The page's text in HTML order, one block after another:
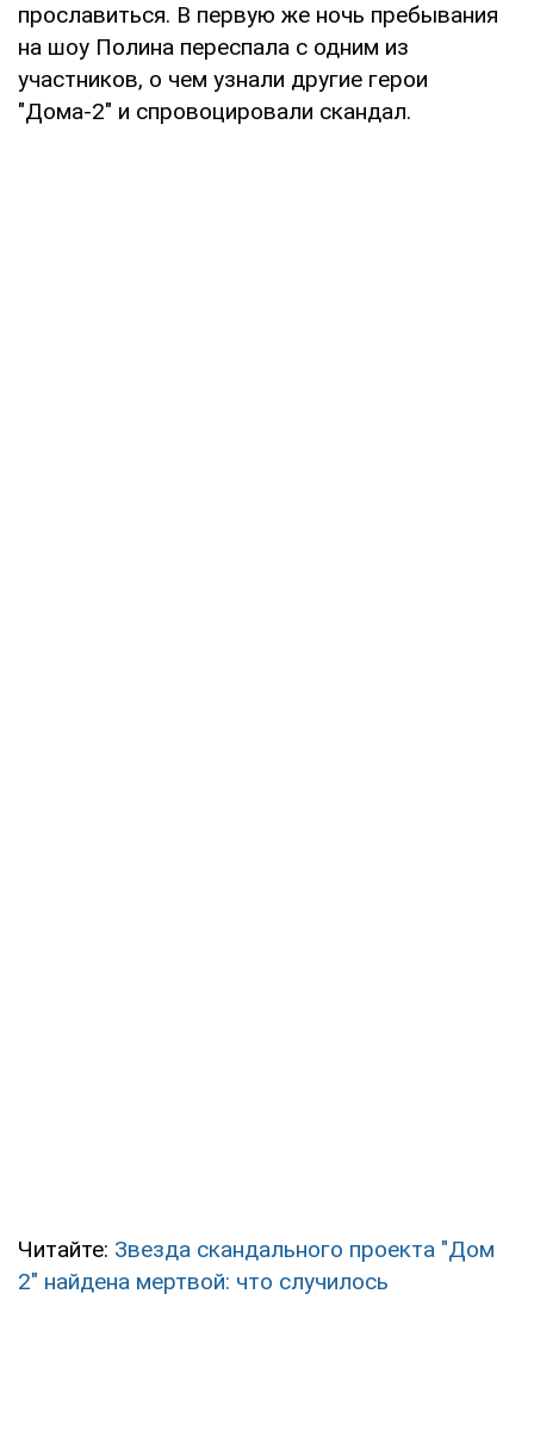
прославиться. В первую же ночь пребывания
на шоу Полина переспала с одним из
участников, о чем узнали другие герои
"Дома-2" и спровоцировали скандал.
Читайте: Звезда скандального проекта "Дом
2" найдена мертвой: что случилось